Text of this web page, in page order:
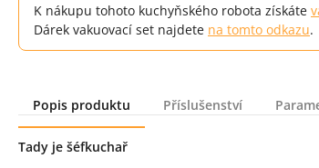
K nákupu tohoto kuchyňského robota získáte
Dárek vakuovací set najdete na tomto odkazu.
Popis produktu
Příslušenství
Popis produktu
Tady je šéfkuchař